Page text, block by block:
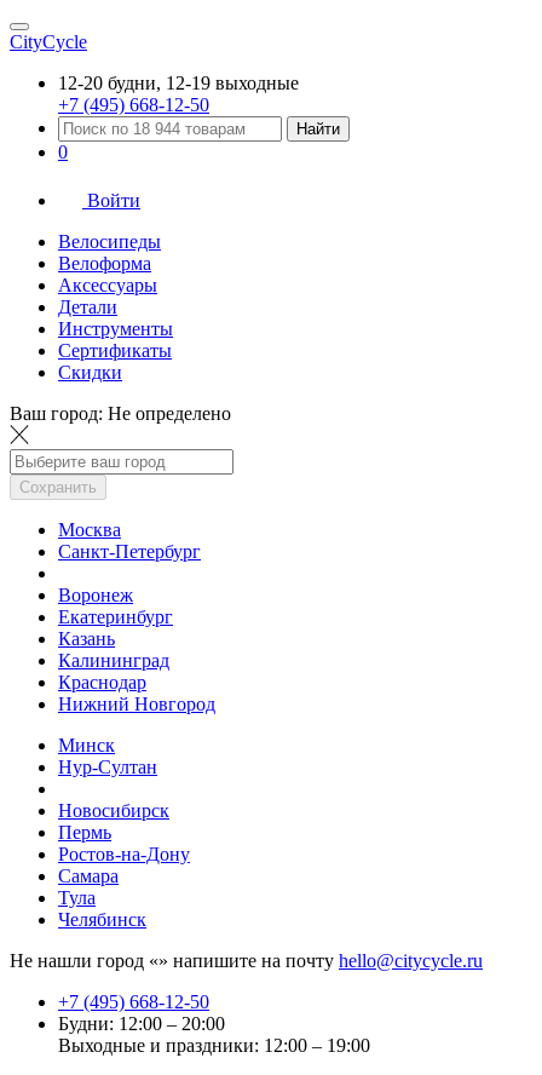
CityCycle
12-20 будни, 12-19 выходные
+7 (495) 668-12-50
Найти
0
Войти
Велосипеды
Велоформа
Аксессуары
Детали
Инструменты
Сертификаты
Скидки
Ваш город: Не определено
Сохранить
Москва
Санкт-Петербург
Воронеж
Екатеринбург
Казань
Калининград
Краснодар
Нижний Новгород
Минск
Нур-Султан
Новосибирск
Пермь
Ростов-на-Дону
Самара
Тула
Челябинск
Не нашли город «» напишите на почту hello@citycycle.ru
+7 (495) 668-12-50
Будни: 12:00 – 20:00
Выходные и праздники: 12:00 – 19:00